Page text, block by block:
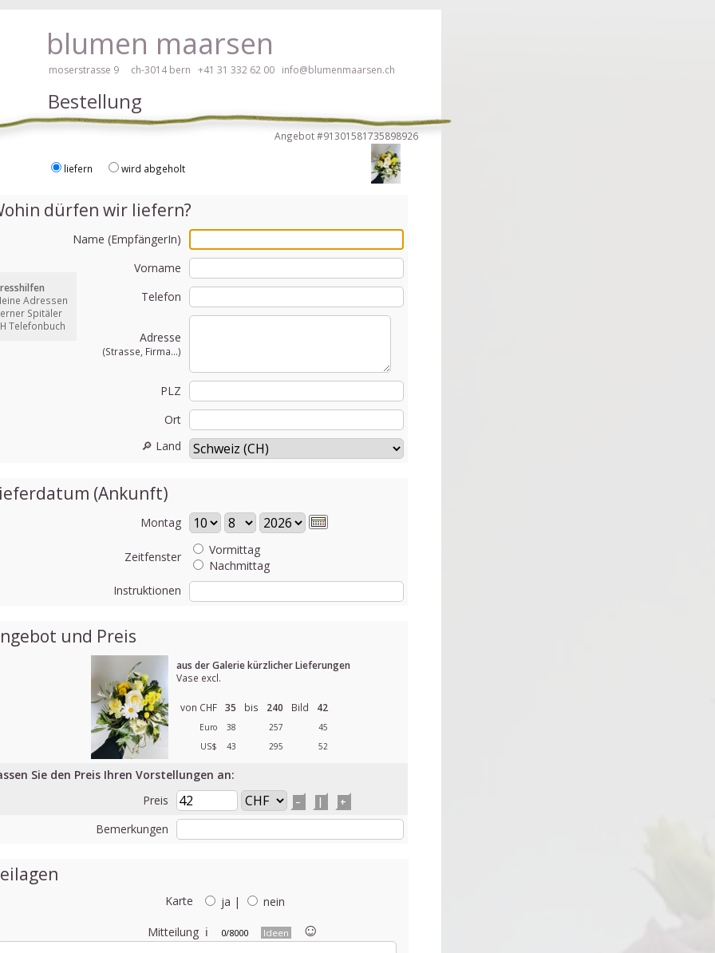
blumen maarsen
moserstrasse 9 ch-3014 bern +41 31 332 62 00 info@blumenmaarsen.ch
Blumen bestellen mit Screenreader oder Brailliezeile, bitte hier klicken!
Bestellung
dürfen wir liefern?
Name (EmpfängerIn)
Vorname
Telefon
Adresse
(Strasse, Firma...)
PLZ
Ort
🔎 Land
(Ankunft)
Montag
Zeitfenster
Vormittag
Nachmittag
Instruktionen
und Preis
aus der Galerie kürzlicher Lieferungen
Vase excl.
von CHF 35 bis 240 Bild 42
Euro 38 257
45
US$
43 295 52
Sie den Preis Ihren Vorstellungen an:
Preis
– | +
Bemerkungen
Karte ja |
nein
Mitteilung ℹ 0/8000 Ideen ☺︎
Angebot #91301581735898926
liefern wird abgeholt
Adressen
Spitäler
Telefonbuch